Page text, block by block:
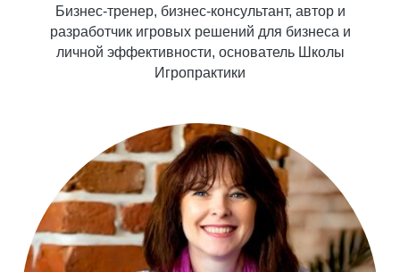
Бизнес-тренер, бизнес-консультант, автор и
разработчик игровых решений для бизнеса и
личной эффективности, основатель Школы
Игропрактики